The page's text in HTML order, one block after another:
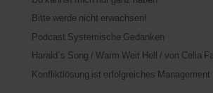
Bitte werde nicht erwachsen!
Podcast Systemische Gedanken
Harald`s Song / Warm Weit Hell / von Celia
Konfliktlösung ist erfolgreiches Management